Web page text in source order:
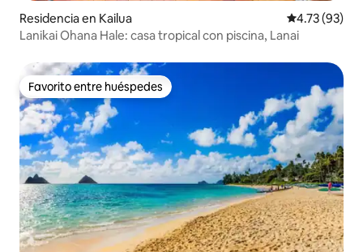
Residencia en Kailua Calificación
4.73 (93)
Lanikai Ohana Hale: casa tropical con piscina, Lanai
Favorito entre huéspedes
Favorito entre huéspedes